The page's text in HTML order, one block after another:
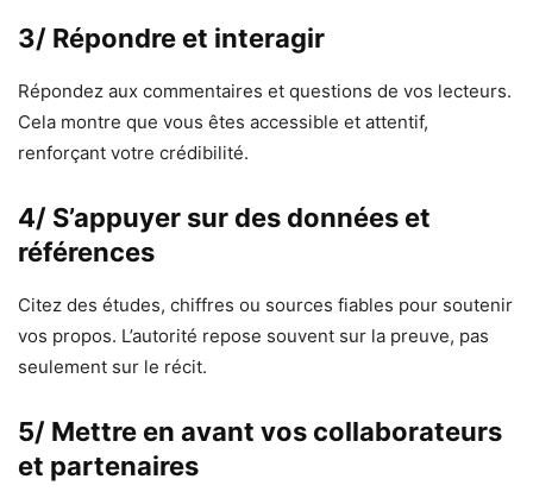
3/ Répondre et interagir
Répondez aux commentaires et questions de vos lecteurs.
Cela montre que vous êtes accessible et attentif,
renforçant votre crédibilité.
4/ S’appuyer sur des données et
références
Citez des études, chiffres ou sources fiables pour soutenir
vos propos. L’autorité repose souvent sur la preuve, pas
seulement sur le récit.
5/ Mettre en avant vos collaborateurs
et partenaires